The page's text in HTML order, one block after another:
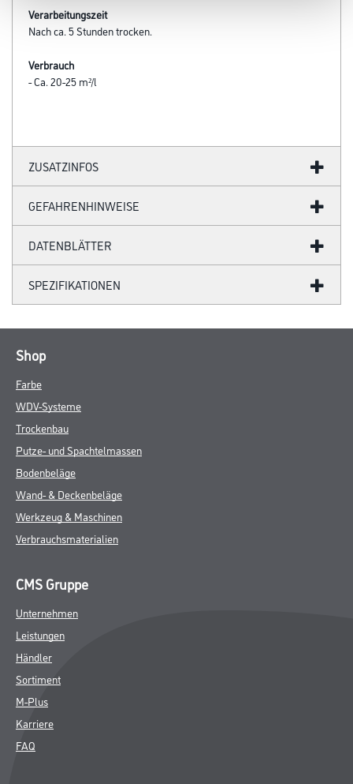
Verarbeitungszeit
Nach ca. 5 Stunden trocken.
Verbrauch
- Ca. 20-25 m²/l
ZUSATZINFOS
GEFAHRENHINWEISE
DATENBLÄTTER
SPEZIFIKATIONEN
Shop
Farbe
WDV-Systeme
Trockenbau
Putze- und Spachtelmassen
Bodenbeläge
Wand- & Deckenbeläge
Werkzeug & Maschinen
Verbrauchsmaterialien
CMS Gruppe
Unternehmen
Leistungen
Händler
Sortiment
M-Plus
Karriere
FAQ